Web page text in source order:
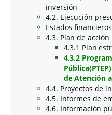
inversión
4.2. Ejecución
Estados financieros
4.3. Plan de acción
4.3.1 Plan
4.3.2
de Atención
4.4. Proyectos de
4.5. Informes de
4.6. Información